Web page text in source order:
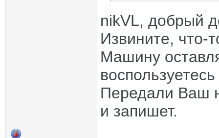
nikVL, добрый
Извините, что-
Машину
Передали Ваш
и запишет.